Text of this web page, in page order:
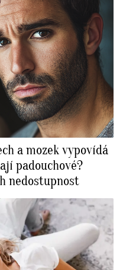
a mozek vypovídá
padouchové?
nedostupnost